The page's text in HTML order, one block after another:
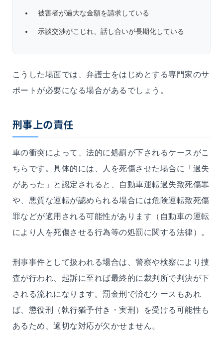
被害者が過大な金額を請求している
示談交渉がこじれ、話し合いが長期化している
こうした場面では、弁護士をはじめとする専門家のサ
ポートが必要になる場合があるでしょう。
刑事上の責任
車の衝突によって、法的に処罰が下されるケースがこ
ちらです。具体的には、人を死傷させた場合に「過失
があった」と認定されると、自動車運転過失致死傷罪
や、悪質な運転が認められる場合には危険運転致死傷
罪などが適用される可能性があります（自動車の運転
により人を死傷させる行為等の処罰に関する法律）。
刑事事件として扱われる場合は、警察や検察により捜
査が行われ、起訴に至れば最終的に裁判所で判決が下
される流れになります。罰金刑で済むケースもあれ
ば、懲役刑（執行猶予付き・実刑）を受ける可能性も
あるため、適切な対応が欠かせません。